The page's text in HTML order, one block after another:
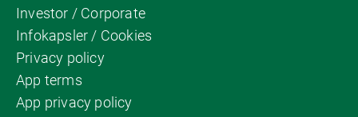
Investor / Corporate
Infokapsler / Cookies
Privacy policy
App terms
App privacy policy